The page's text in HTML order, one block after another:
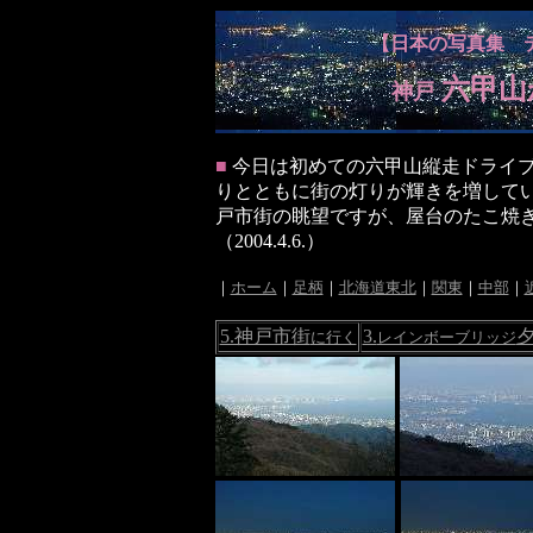
【日本の写真集
神戸六甲山
■ 今日は初めての六甲山縦走ドライ
りとともに街の灯りが輝きを増して
戸市街の眺望ですが、屋台のたこ焼
（2004.4.6.）
｜ ホーム ｜ 足柄 ｜ 北海道東北｜ 関東 ｜ 中部｜
5.神戸市街に行く 3. レインボーブリッジ